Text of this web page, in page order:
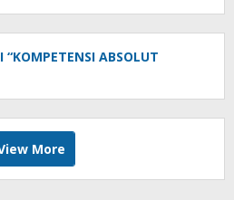
ABSOLUT
More